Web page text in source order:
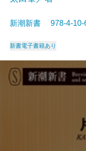
新潮新書 978-4-
新書電子書籍あり